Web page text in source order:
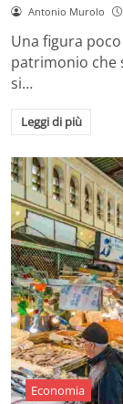
Antonio Murolo
Una figura
patrimonio che
si…
Leggi di più
Economia